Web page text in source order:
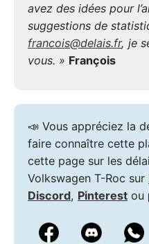
avez des idées pour
suggestions de
francois@delais.fr, je
vous. » François
📣 Vous appréciez la
faire connaître cette
cette page sur les
Volkswagen T-Roc sur
Discord, Pinterest ou